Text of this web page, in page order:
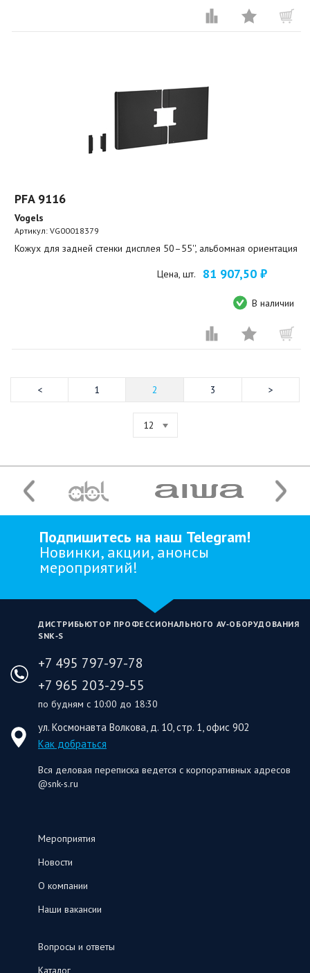
PFA 9116
Vogels
Артикул:VG00018379
Кожух для задней стенки дисплея 50–55'', альбомная ориентация
Цена, шт. 81 907,50 ₽
В наличии
1 2 3
12
Подпишитесь на наш Telegram!
Новинки, акции, анонсы
мероприятий!
ДИСТРИБЬЮТОР ПРОФЕССИОНАЛЬНОГО AV‑ОБОРУДОВАНИЯ
SNK‑S
+7 495 797-97-78
+7 965 203-29-55
по будням с 10:00 до 18:30
ул. Космонавта Волкова, д. 10, стр. 1, офис 902
Как добраться
Вся деловая переписка ведется с корпоративных адресов
@snk-s.ru
Мероприятия
Новости
О компании
Наши вакансии
Вопросы и ответы
Каталог